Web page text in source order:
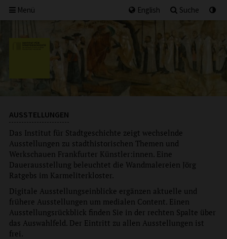
Menü English Suche
AUSSTELLUNGEN
Das Institut für Stadtgeschichte zeigt wechselnde
Ausstellungen zu stadthistorischen Themen und
Werkschauen Frankfurter Künstler:innen. Eine
Dauerausstellung beleuchtet die Wandmalereien Jörg
Ratgebs im Karmeliterkloster.
Digitale Ausstellungseinblicke ergänzen aktuelle und
frühere Ausstellungen um medialen Content. Einen
Ausstellungsrückblick finden Sie in der rechten Spalte über
das Auswahlfeld. Der Eintritt zu allen Ausstellungen ist
frei.